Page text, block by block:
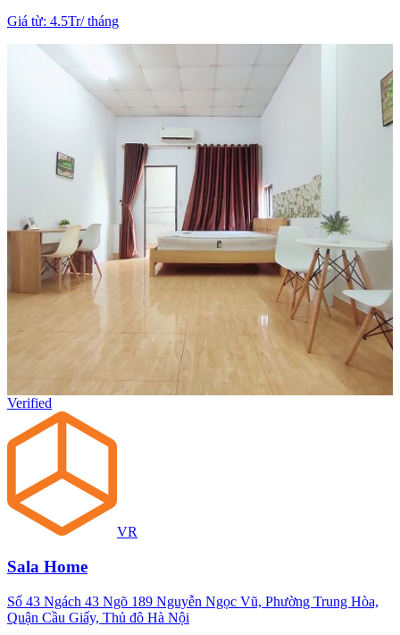
Giá từ: 4.5Tr/tháng
Verified
VR
Sala Home
Số 43 Ngách 43 Ngõ 189 Nguyễn Ngọc Vũ, Phường Trung Hòa,
Quận Cầu Giấy, Thủ đô Hà Nội